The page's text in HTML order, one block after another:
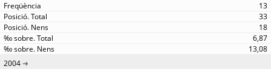
13
33
18
6,87
13,08
2004